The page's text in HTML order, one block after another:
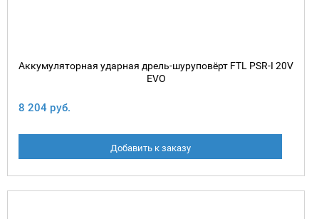
Аккумуляторная ударная дрель-шуруповёрт FTL PSR-I 20V
EVO
8 204 руб.
Добавить к заказу